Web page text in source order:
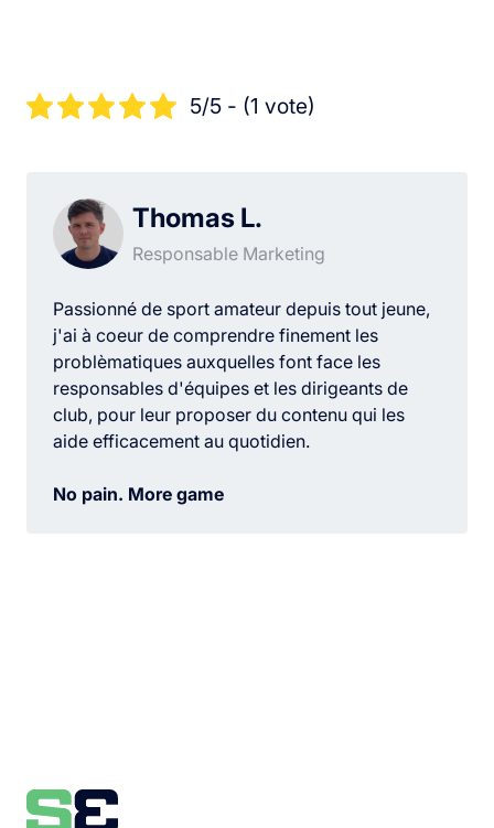
5/5 - (1 vote)
Thomas L.
Responsable Marketing
Passionné de sport amateur depuis tout jeune,
j'ai à coeur de comprendre finement les
problèmatiques auxquelles font face les
responsables d'équipes et les dirigeants de
club, pour leur proposer du contenu qui les
aide efficacement au quotidien.
No pain. More game